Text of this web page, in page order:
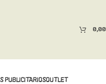
0,00
PUBLICITARIOSOUTLET